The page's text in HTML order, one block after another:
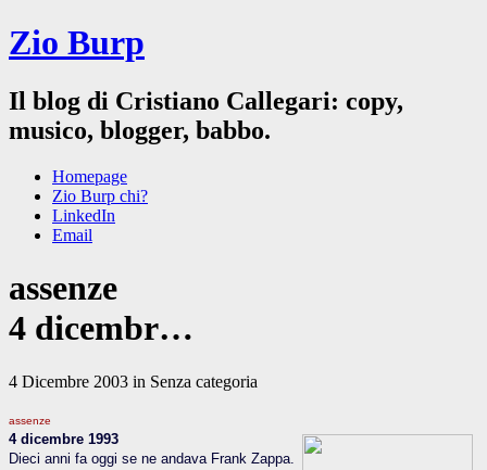
Zio Burp
Il blog di Cristiano Callegari: copy,
musico, blogger, babbo.
Homepage
Zio Burp chi?
LinkedIn
Email
assenze
4 dicembr…
4 Dicembre 2003 in Senza categoria
assenze
4 dicembre 1993
Dieci anni fa oggi se ne andava Frank Zappa.